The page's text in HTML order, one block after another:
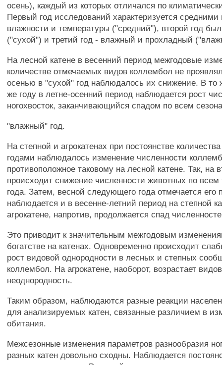
осень), каждый из которых отличался по
Первый год исследований характеризуется средними
влажности и температуры ("средний"), второй год
("сухой") и третий год - влажный и прохладный
На лесной катене в весенний период межгодовые
количестве отмечаемых видов коллембол не
осенью в "сухой" год наблюдалось их снижение. В то
же году в летне-осенний период наблюдается рост
ногохвосток, заканчивающийся спадом по всем
"влажный" год.
На степной и агрокатенах при постоянстве
годами наблюдалось изменение численности
противоположное таковому на лесной катене. Так, на
происходит снижение численности животных по
года. Затем, весной следующего года отмечается его
наблюдается и в весенне-летний период на степной
агрокатене, напротив, продолжается спад
Это приводит к значительным межгодовым
богатстве на катенах. Одновременно происходит
рост видовой однородности в лесных и степных
коллембол. На агрокатене, наоборот, возрастает
неоднородность.
Таким образом, наблюдаются разные реакции
для анализируемых катен, связанные различием в
обитания.
Межсезонные изменения параметров разнообразия
разных катен довольно сходны. Наблюдается